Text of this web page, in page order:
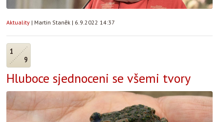
Aktuality | Martin Staněk | 6.9.2022 14:37
1
9
Hluboce sjednoceni se všemi tvory